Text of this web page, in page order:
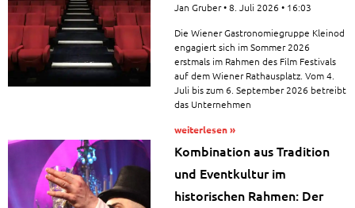
Jan Gruber 8. Juli 2026 16:03
Die Wiener Gastronomiegruppe Kleinod
engagiert sich im Sommer 2026
erstmals im Rahmen des Film Festivals
auf dem Wiener Rathausplatz. Vom 4.
Juli bis zum 6. September 2026 betreibt
das Unternehmen
weiterlesen »
Kombination aus Tradition
und Eventkultur im
historischen Rahmen: Der